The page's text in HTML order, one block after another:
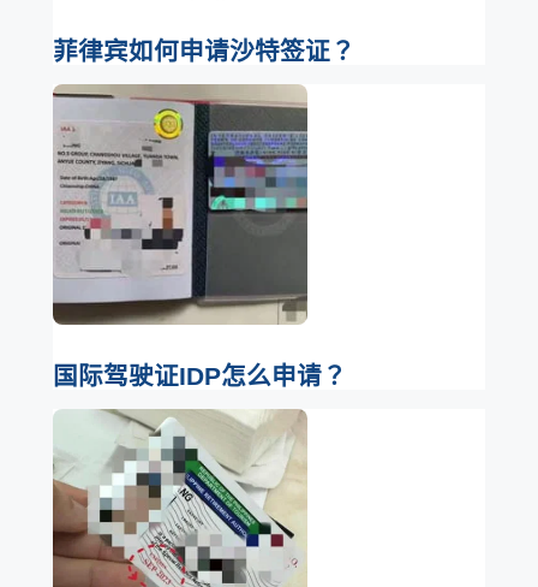
菲律宾如何申请沙特签证？
国际驾驶证IDP怎么申请？